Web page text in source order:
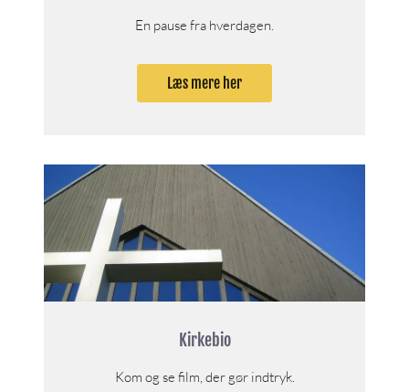
En pause fra hverdagen.
Læs mere her
Kirkebio
Kom og se film, der gør indtryk.